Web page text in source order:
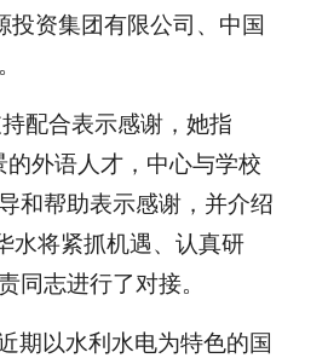
资集团有限公司、中国
配合表示感谢，她指
外语人才，中心与学校
和帮助表示感谢，并介绍
水将紧抓机遇、认真研
志进行了对接。
期以水利水电为特色的国